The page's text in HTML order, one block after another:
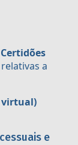
a
virtual)
e